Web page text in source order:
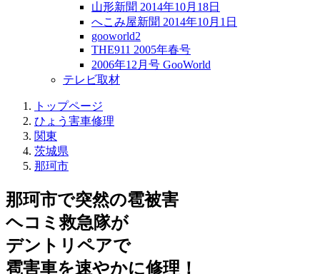
山形新聞 2014年10月18日
へこみ屋新聞 2014年10月1日
gooworld2
THE911 2005年春号
2006年12月号 GooWorld
テレビ取材
トップページ
ひょう害車修理
関東
茨城県
那珂市
那珂市で突然の雹被害
ヘコミ救急隊が
デントリペアで
雹害車を速やかに修理！